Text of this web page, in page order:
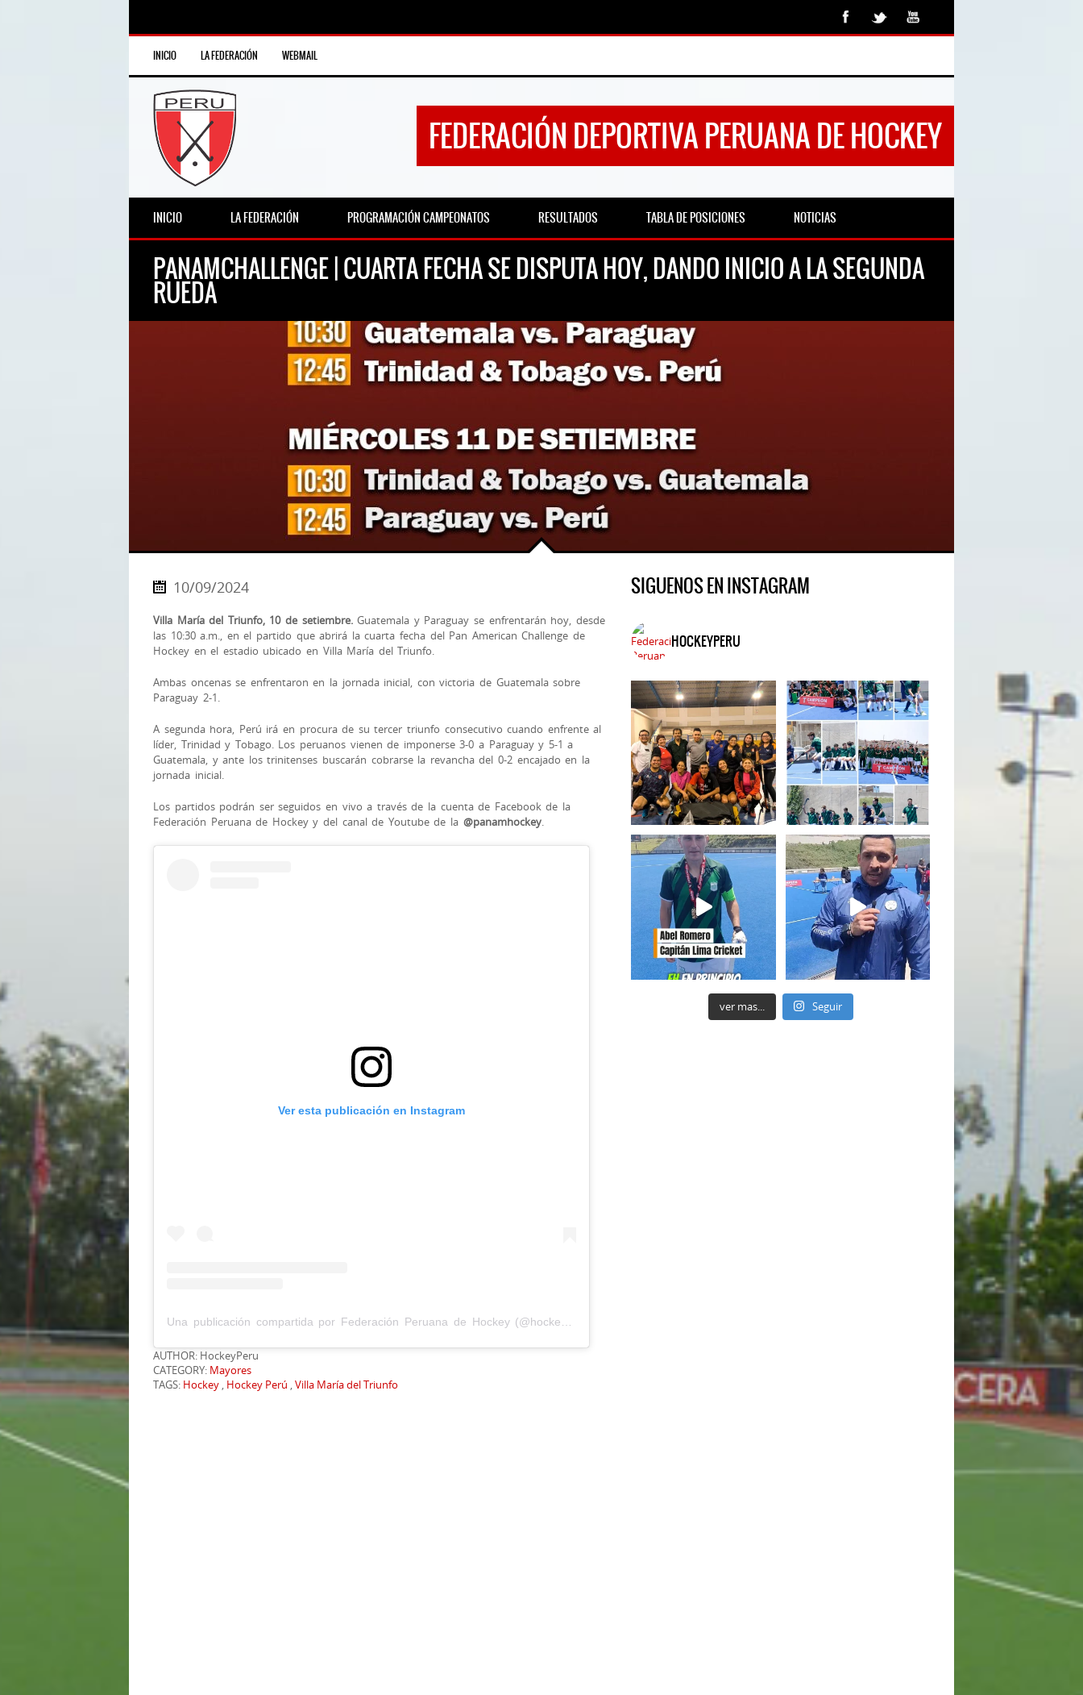
INICIO LA FEDERACIÓN WEBMAIL
FEDERACIÓN DEPORTIVA PERUANA DE HOCKEY
INICIO LA FEDERACIÓN PROGRAMACIÓN CAMPEONATOS RESULTADOS TABLA DE POSICIONES NOTICIAS
PANAMCHALLENGE | CUARTA FECHA SE DISPUTA HOY, DANDO INICIO A LA SEGUNDA
RUEDA
10/09/2024
Villa María del Triunfo, 10 de setiembre.Guatemala y Paraguay se enfrentarán hoy, desde
las 10:30 a.m., en el partido que abrirá la cuarta fecha del Pan American Challenge de
Hockey en el estadio ubicado en Villa María del Triunfo.
Ambas oncenas se enfrentaron en la jornada inicial, con victoria de Guatemala sobre
Paraguay 2-1.
A segunda hora, Perú irá en procura de su tercer triunfo consecutivo cuando enfrente al
líder, Trinidad y Tobago. Los peruanos vienen de imponerse 3-0 a Paraguay y 5-1 a
Guatemala, y ante los trinitenses buscarán cobrarse la revancha del 0-2 encajado en la
jornada inicial.
Los partidos podrán ser seguidos en vivo a través de la cuenta de Facebook de la
Federación Peruana de Hockey y del canal de Youtube de la @panamhockey.
Ver esta publicación en Instagram
AUTHOR: HockeyPeru
CATEGORY: Mayores
TAGS: Hockey Hockey Perú Villa María del Triunfo
SIGUENOS EN INSTAGRAM
HOCKEYPERU
ver mas... Seguir